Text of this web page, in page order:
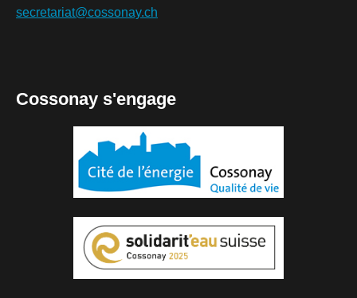
secretariat@cossonay.ch
Cossonay s'engage